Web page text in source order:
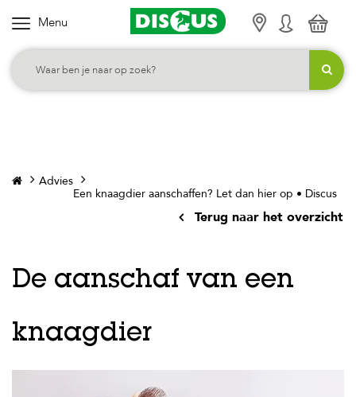
Menu
K
i
e
a
o
i
e
Advies
Een knaagdier aanschaffen? Let dan hier op • Discus
Terug naar het overzicht
De aanschaf van een
knaagdier